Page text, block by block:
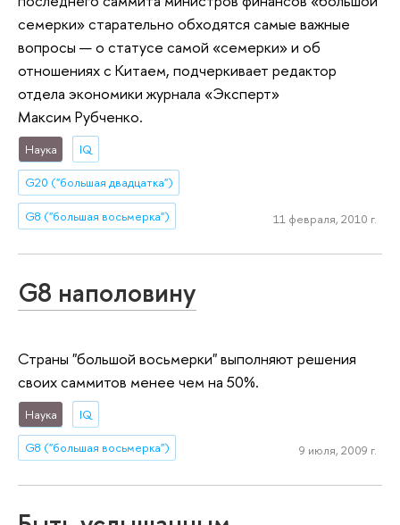
семерки» старательно обходятся самые важные
вопросы — о статусе самой «семерки» и об
отношениях с Китаем, подчеркивает редактор
отдела экономики журнала «Эксперт»
Максим Рубченко.
Наука IQ
G20 ("большая двадцатка")
G8 ("большая восьмерка") 11 февраля, 2010 г.
G8 наполовину
Страны "большой восьмерки" выполняют решения
своих саммитов менее чем на 50%.
Наука IQ
G8 ("большая восьмерка") 9 июля, 2009 г.